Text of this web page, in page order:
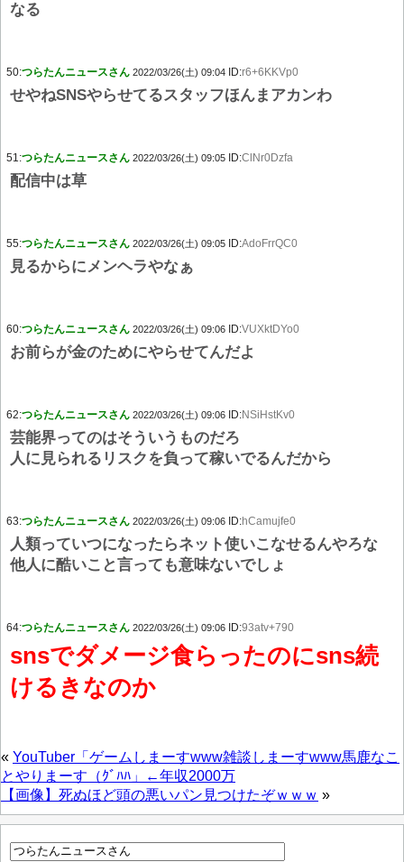
なる
50:つらたんニュースさん 2022/03/26(土) 09:04 ID:r6+6KKVp0
せやねSNSやらせてるスタッフほんまアカンわ
51:つらたんニュースさん 2022/03/26(土) 09:05 ID:ClNr0Dzfa
配信中は草
55:つらたんニュースさん 2022/03/26(土) 09:05 ID:AdoFrrQC0
見るからにメンヘラやなぁ
60:つらたんニュースさん 2022/03/26(土) 09:06 ID:VUXktDYo0
お前らが金のためにやらせてんだよ
62:つらたんニュースさん 2022/03/26(土) 09:06 ID:NSiHstKv0
芸能界ってのはそういうものだろ
人に見られるリスクを負って稼いでるんだから
63:つらたんニュースさん 2022/03/26(土) 09:06 ID:hCamujfe0
人類っていつになったらネット使いこなせるんやろな
他人に酷いこと言っても意味ないでしょ
64:つらたんニュースさん 2022/03/26(土) 09:06 ID:93atv+790
snsでダメージ食らったのにsns続
けるきなのか
« YouTuber「ゲームしまーすwww雑談しまーすwww馬鹿なこ
とやりまーす（ｸﾞﾊﾊ」←年収2000万
【画像】死ぬほど頭の悪いパン見つけたぞｗｗｗ »